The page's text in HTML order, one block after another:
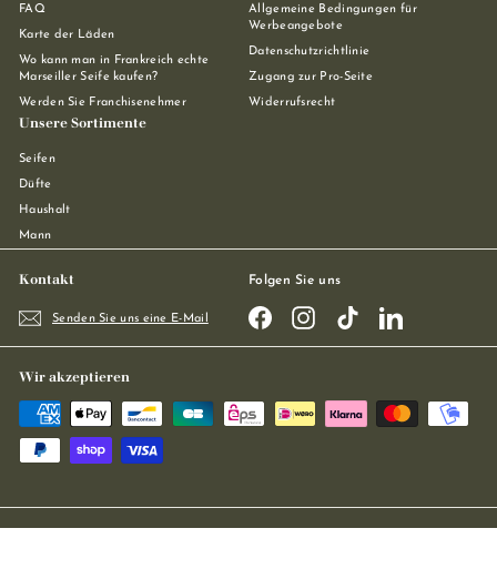
FAQ
Karte der Läden
Wo kann man in Frankreich echte
Marseiller Seife kaufen?
Werden Sie Franchisenehmer
Allgemeine Bedingungen für
Werbeangebote
Datenschutzrichtlinie
Zugang zur Pro-Seite
Widerrufsrecht
Unsere Sortimente
Seifen
Düfte
Haushalt
Mann
Kontakt
Senden Sie uns eine E-Mail
Folgen Sie uns
FacebookInstagramTikTok LinkedIn
Wir akzeptieren